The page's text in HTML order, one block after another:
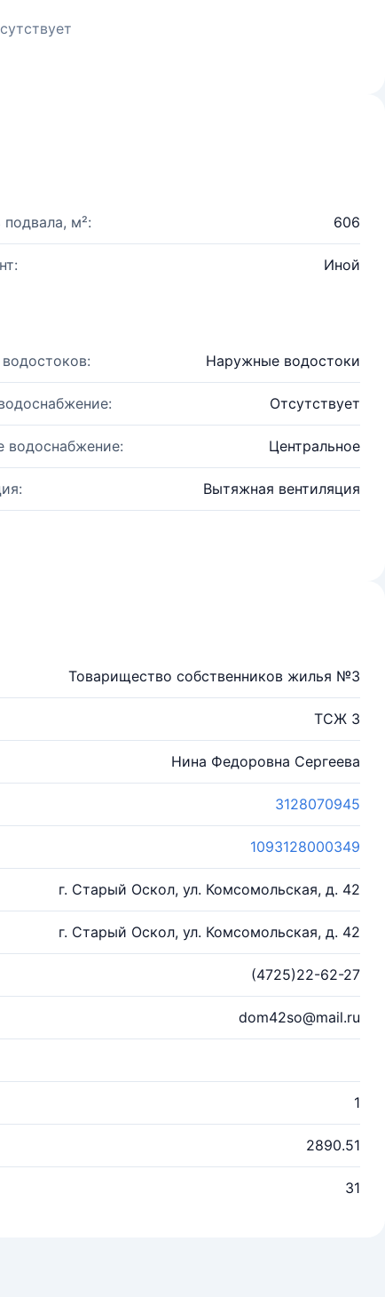
м²: 606
Иной
Наружные водостоки
Отсутствует
водоснабжение: Центральное
Вытяжная вентиляция
Товарищество собственников жилья №3
ТСЖ 3
Нина Федоровна Сергеева
3128070945
1093128000349
г. Старый Оскол, ул. Комсомольская, д. 42
г. Старый Оскол, ул. Комсомольская, д. 42
(4725)22-62-27
dom42so@mail.ru
1
2890.51
31